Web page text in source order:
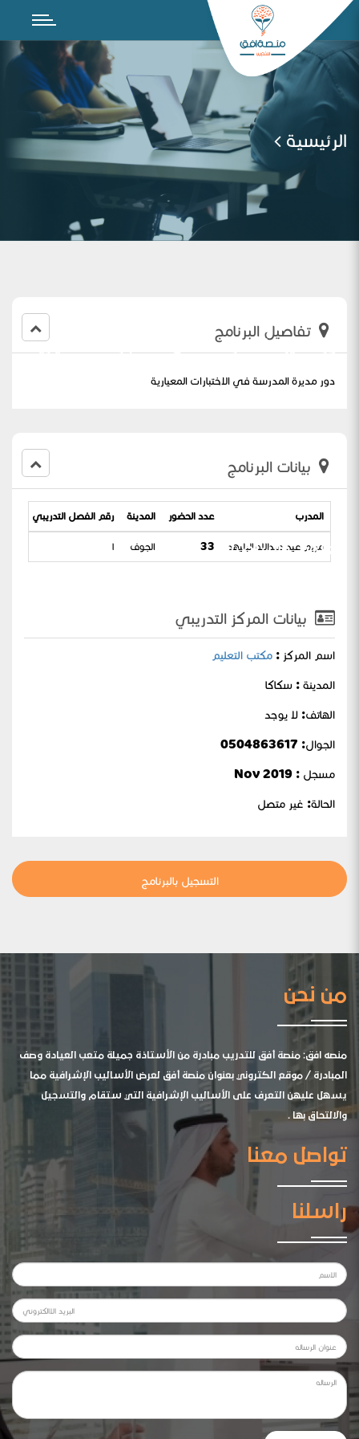
الرئيسية
دور مديرة المدرسة في الاختبارات المعيارية
للعلوم والرياضيات .
تفاصيل البرنامج
دور مديرة المدرسة في الاختبارات المعيارية
بيانات البرنامج
المدرب عدد الحضور المدينة رقم الفصل التدريبي
مريم عيد عبدالله البليهد 33 الجوف ١
بيانات المركز التدريبي
اسم المركز : مكتب التعليم
المدينة : سكاكا
الهاتف: لا يوجد
الجوال:
مسجل : Nov 2019
الحالة: غير متصل
التسجيل بالبرنامج
من نحن
منصه افق: منصة أفق للتدريب مبادرة من الأستاذة جميلة متعب العيادة وصف
المبادرة / موقع الكتروني بعنوان منصة أفق لعرض الأساليب الإشرافية مما
يسهل عليهن التعرف على الأساليب الإشرافية التي ستقام والتسجيل
والالتحاق بها .
تواصل معنا
راسلنا